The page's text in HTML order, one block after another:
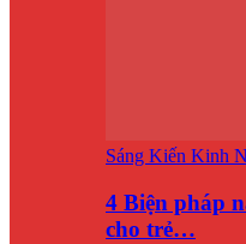
Sáng Kiến Kinh
4 Biện pháp
cho trẻ…